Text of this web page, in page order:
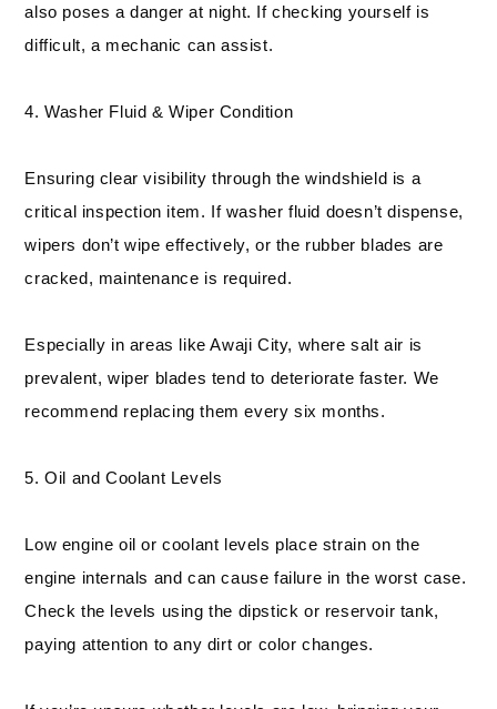
also poses a danger at night. If checking yourself is
difficult, a mechanic can assist.
4. Washer Fluid & Wiper Condition
Ensuring clear visibility through the windshield is a
critical inspection item. If washer fluid doesn’t dispense,
wipers don’t wipe effectively, or the rubber blades are
cracked, maintenance is required.
Especially in areas like Awaji City, where salt air is
prevalent, wiper blades tend to deteriorate faster. We
recommend replacing them every six months.
5. Oil and Coolant Levels
Low engine oil or coolant levels place strain on the
engine internals and can cause failure in the worst case.
Check the levels using the dipstick or reservoir tank,
paying attention to any dirt or color changes.